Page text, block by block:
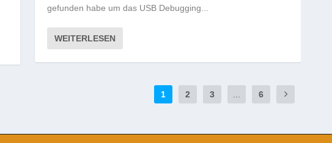
gefunden habe um das USB Debugging...
WEITERLESEN
1 2 3 6